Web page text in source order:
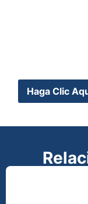
Haga Clic